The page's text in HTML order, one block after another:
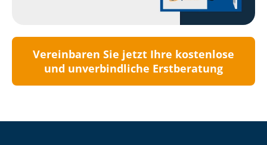
Vereinbaren Sie jetzt Ihre kostenlose
und unverbindliche Erstberatung